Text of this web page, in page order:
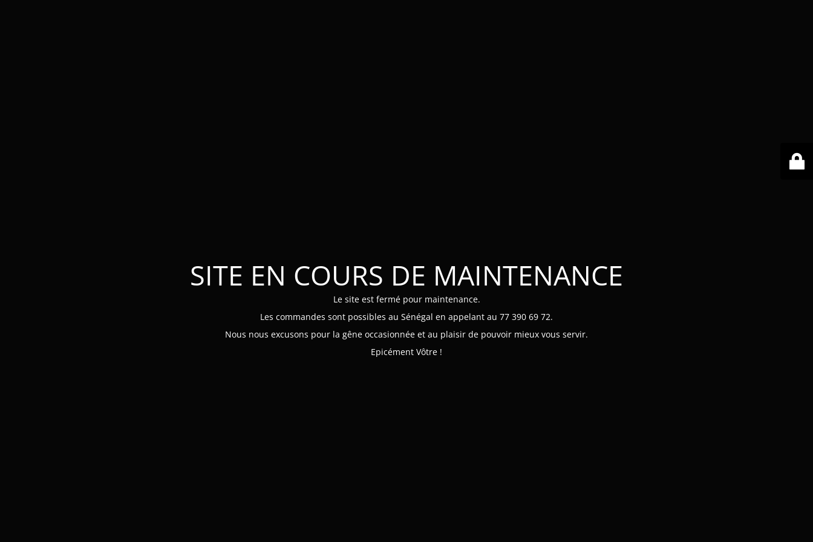
SITE EN COURS DE MAINTENANCE
Le site est fermé pour maintenance.
Les commandes sont possibles au Sénégal en appelant au 77 390 69 72.
Nous nous excusons pour la gêne occasionnée et au plaisir de pouvoir mieux vous servir.
Epicément Vôtre !